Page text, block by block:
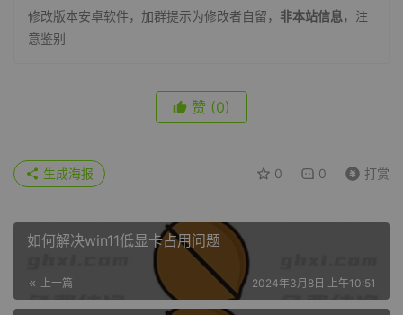
修改版本安卓软件，加群提示为修改者自留， 非本站信息，注
意鉴别
赞 (0)
0 0 打赏
生成海报
如何解决win11低显卡占用问题
上一篇 2024年3月8日 上午10:51